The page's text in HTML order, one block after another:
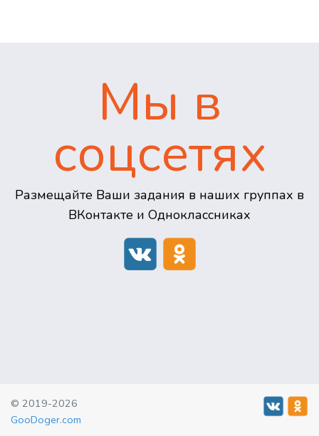
Мы в
соцсетях
Размещайте Ваши задания в наших группах в
ВКонтакте и Одноклассниках
© 2019-2026
GooDoger.com